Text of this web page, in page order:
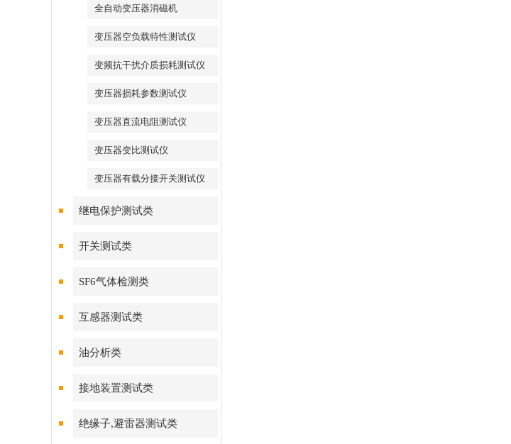
全自动变压器消磁机
变压器空负载特性测试仪
变频抗干扰介质损耗测试仪
变压器损耗参数测试仪
变压器直流电阻测试仪
变压器变比测试仪
变压器有载分接开关测试仪
继电保护测试类
开关测试类
SF6气体检测类
互感器测试类
油分析类
接地装置测试类
绝缘子,避雷器测试类